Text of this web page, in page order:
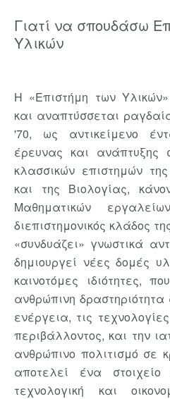
Γιατί να σπουδάσω
Υλικών
Η «Επιστήμη των Υλικών»
και αναπτύσσεται
'70, ως αντικείμενο
έρευνας και ανάπτυξης
κλασσικών επιστημών
και της Βιολογίας,
Μαθηματικών
διεπιστημονικός κλάδος
«συνδυάζει» γνωστικά
δημιουργεί νέες δομές
καινοτόμες ιδιότητες,
ανθρώπινη
ενέργεια, τις
περιβάλλοντος, και την
ανθρώπινο πολιτισμό σε
αποτελεί ένα
τεχνολογική και